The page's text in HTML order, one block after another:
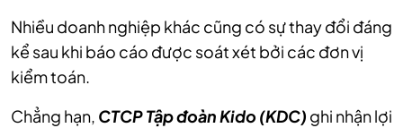
kể sau khi báo cáo được soát xét bởi các đơn vị
kiểm toán.
Chẳng hạn, CTCP Tập đoàn Kido (KDC) ghi nhận lợi